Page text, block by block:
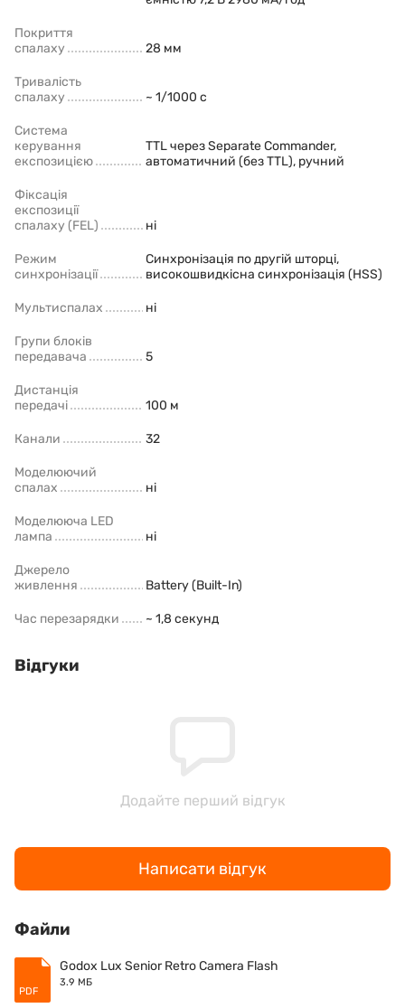
Покриття
спалаху
28 мм
Тривалість
спалаху
~ 1/1000 с
Система
керування
експозицією
TTL через Separate Commander,
автоматичний (без TTL), ручний
Фіксація
експозиції
спалаху (FEL)
ні
Режим
синхронізації
Синхронізація по другій шторці,
високошвидкісна синхронізація (HSS)
Мультиспалах ні
Групи блоків
передавача
5
Дистанція
передачі
100 м
Канали 32
Моделюючий
спалах
ні
Моделююча LED
лампа
ні
Джерело
живлення
Battery (Built-In)
Час перезарядки ~ 1,8 секунд
Відгуки
Додайте перший відгук
Написати відгук
Файли
PDF
Godox Lux Senior Retro Camera Flash
3.9 МБ